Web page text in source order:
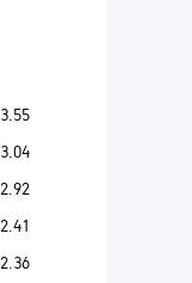
3.55
3.04
2.92
2.41
2.36